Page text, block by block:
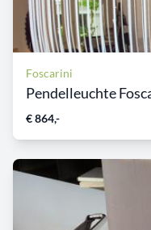
Foscarini
Pendelleuchte
€ 864,-